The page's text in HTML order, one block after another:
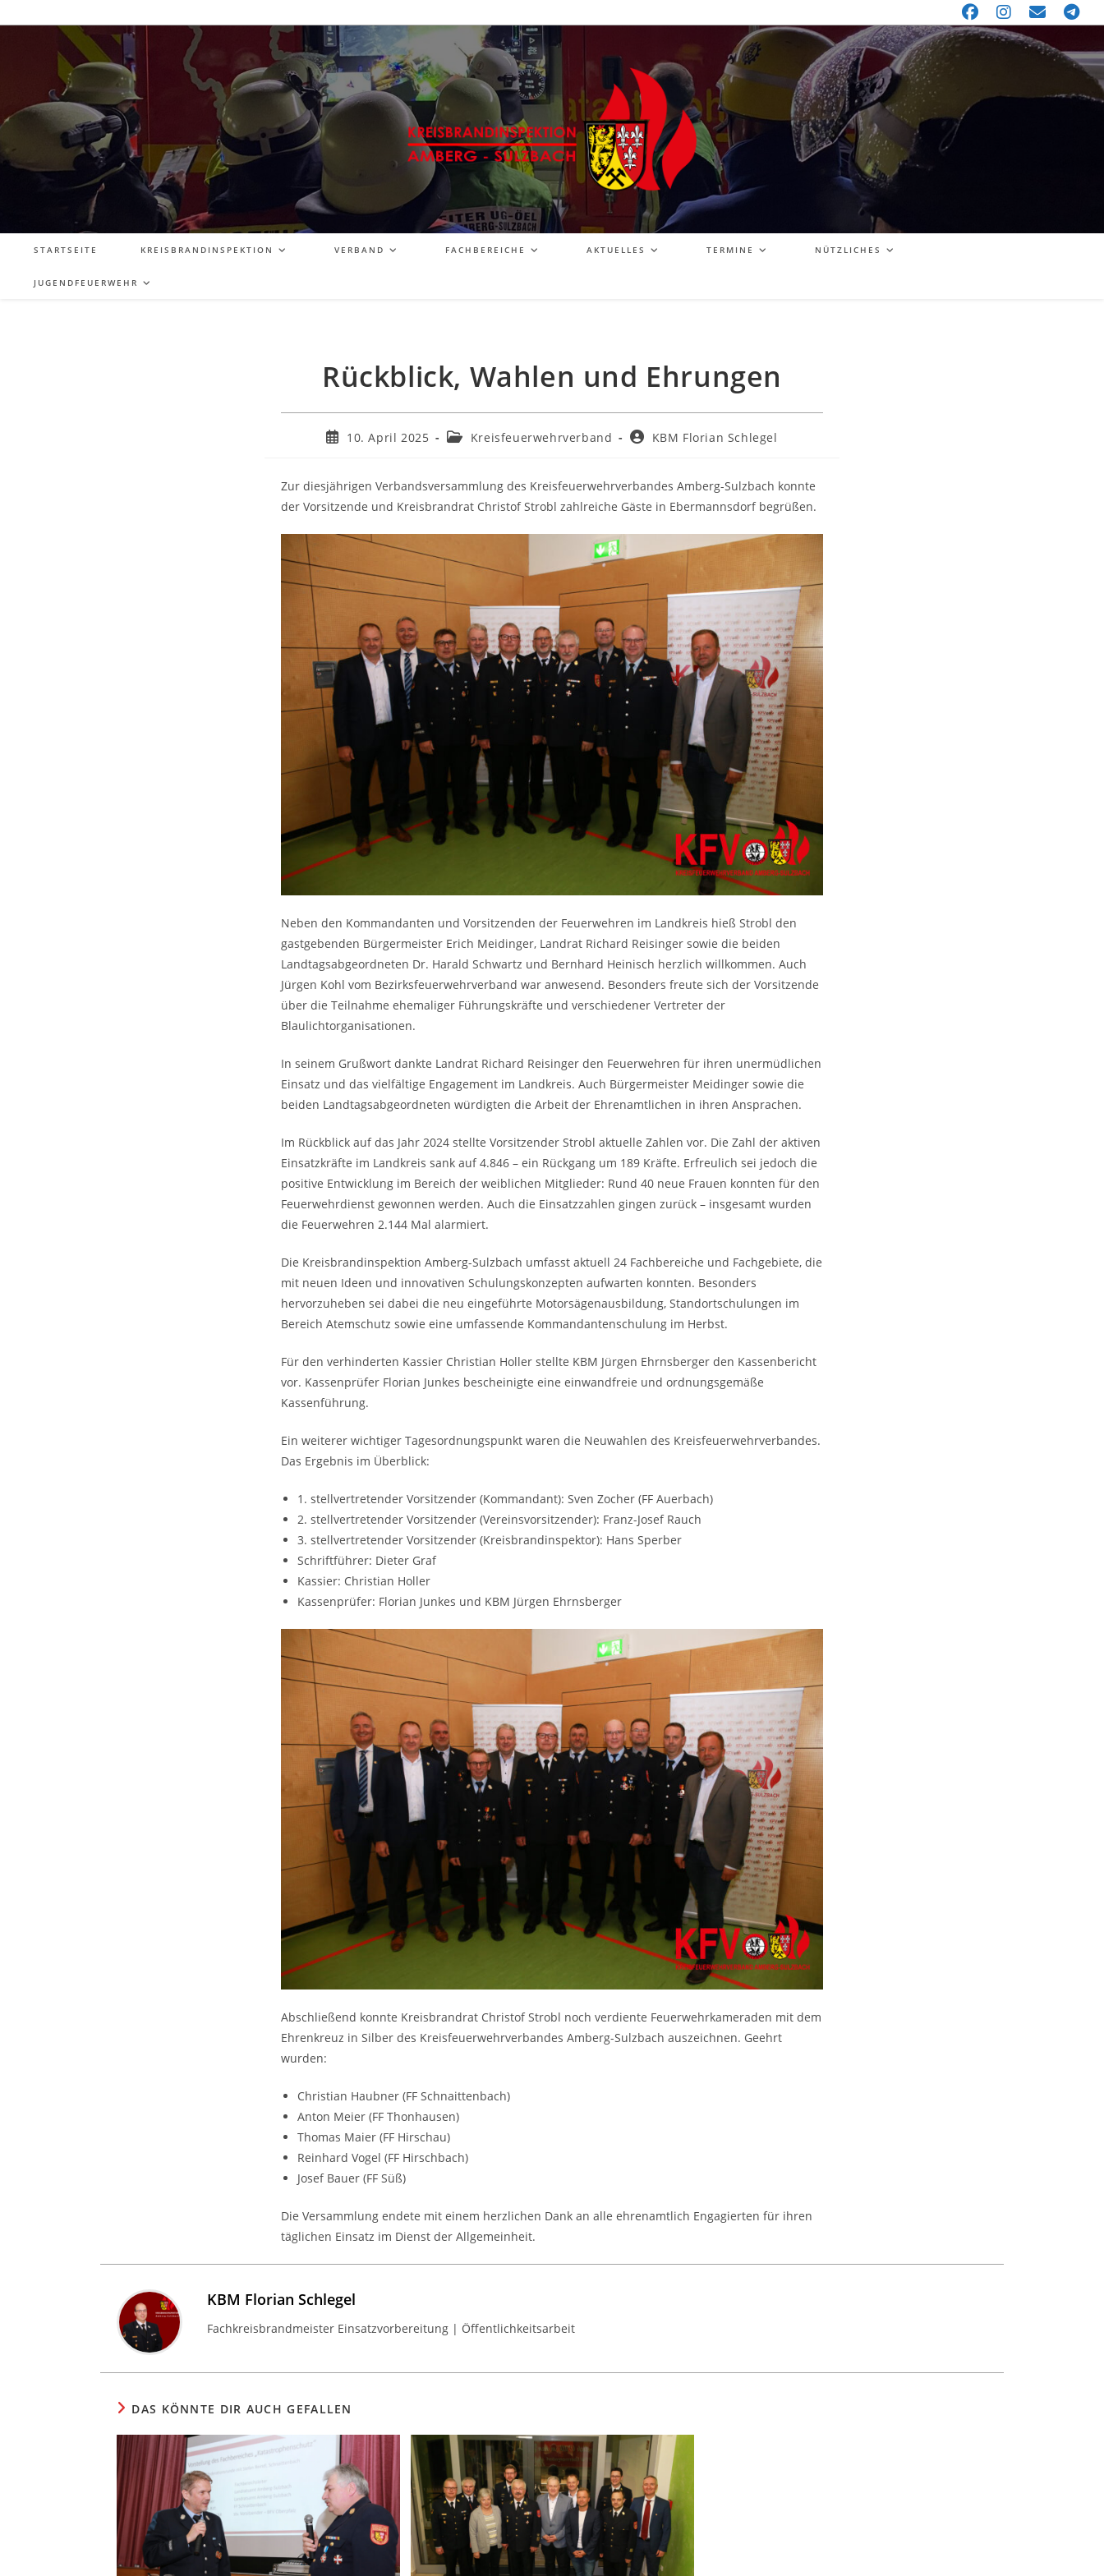
STARTSEITE KREISBRANDINSPEKTION VERBAND FACHBEREICHE AKTUELLES TERMINE NÜTZLICHES
JUGENDFEUERWEHR
Rückblick, Wahlen und Ehrungen
10. April 2025 Kreisfeuerwehrverband KBM Florian Schlegel
Zur diesjährigen Verbandsversammlung des Kreisfeuerwehrverbandes Amberg-Sulzbach konnte
der Vorsitzende und Kreisbrandrat Christof Strobl zahlreiche Gäste in Ebermannsdorf begrüßen.
Neben den Kommandanten und Vorsitzenden der Feuerwehren im Landkreis hieß Strobl den
gastgebenden Bürgermeister Erich Meidinger, Landrat Richard Reisinger sowie die beiden
Landtagsabgeordneten Dr. Harald Schwartz und Bernhard Heinisch herzlich willkommen. Auch
Jürgen Kohl vom Bezirksfeuerwehrverband war anwesend. Besonders freute sich der Vorsitzende
über die Teilnahme ehemaliger Führungskräfte und verschiedener Vertreter der
Blaulichtorganisationen.
In seinem Grußwort dankte Landrat Richard Reisinger den Feuerwehren für ihren unermüdlichen
Einsatz und das vielfältige Engagement im Landkreis. Auch Bürgermeister Meidinger sowie die
beiden Landtagsabgeordneten würdigten die Arbeit der Ehrenamtlichen in ihren Ansprachen.
Im Rückblick auf das Jahr 2024 stellte Vorsitzender Strobl aktuelle Zahlen vor. Die Zahl der aktiven
Einsatzkräfte im Landkreis sank auf 4.846 – ein Rückgang um 189 Kräfte. Erfreulich sei jedoch die
positive Entwicklung im Bereich der weiblichen Mitglieder: Rund 40 neue Frauen konnten für den
Feuerwehrdienst gewonnen werden. Auch die Einsatzzahlen gingen zurück – insgesamt wurden
die Feuerwehren 2.144 Mal alarmiert.
Die Kreisbrandinspektion Amberg-Sulzbach umfasst aktuell 24 Fachbereiche und Fachgebiete, die
mit neuen Ideen und innovativen Schulungskonzepten aufwarten konnten. Besonders
hervorzuheben sei dabei die neu eingeführte Motorsägenausbildung, Standortschulungen im
Bereich Atemschutz sowie eine umfassende Kommandantenschulung im Herbst.
Für den verhinderten Kassier Christian Holler stellte KBM Jürgen Ehrnsberger den Kassenbericht
vor. Kassenprüfer Florian Junkes bescheinigte eine einwandfreie und ordnungsgemäße
Kassenführung.
Ein weiterer wichtiger Tagesordnungspunkt waren die Neuwahlen des Kreisfeuerwehrverbandes.
Das Ergebnis im Überblick:
1. stellvertretender Vorsitzender (Kommandant): Sven Zocher (FF Auerbach)
2. stellvertretender Vorsitzender (Vereinsvorsitzender): Franz-Josef Rauch
3. stellvertretender Vorsitzender (Kreisbrandinspektor): Hans Sperber
Schriftführer: Dieter Graf
Kassier: Christian Holler
Kassenprüfer: Florian Junkes und KBM Jürgen Ehrnsberger
Abschließend konnte Kreisbrandrat Christof Strobl noch verdiente Feuerwehrkameraden mit dem
Ehrenkreuz in Silber des Kreisfeuerwehrverbandes Amberg-Sulzbach auszeichnen. Geehrt
wurden:
Christian Haubner (FF Schnaittenbach)
Anton Meier (FF Thonhausen)
Thomas Maier (FF Hirschau)
Reinhard Vogel (FF Hirschbach)
Josef Bauer (FF Süß)
Die Versammlung endete mit einem herzlichen Dank an alle ehrenamtlich Engagierten für ihren
täglichen Einsatz im Dienst der Allgemeinheit.
KBM Florian Schlegel
Fachkreisbrandmeister Einsatzvorbereitung | Öffentlichkeitsarbeit
DAS KÖNNTE DIR AUCH GEFALLEN